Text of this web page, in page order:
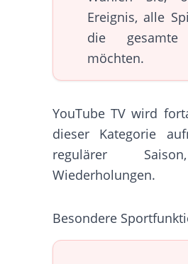
Ereignis, alle
die
möchten.
YouTube TV wird
dieser Kategorie
regulärer
Wiederholungen.
Besondere